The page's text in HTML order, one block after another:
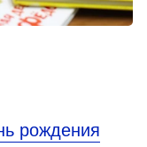
рождения